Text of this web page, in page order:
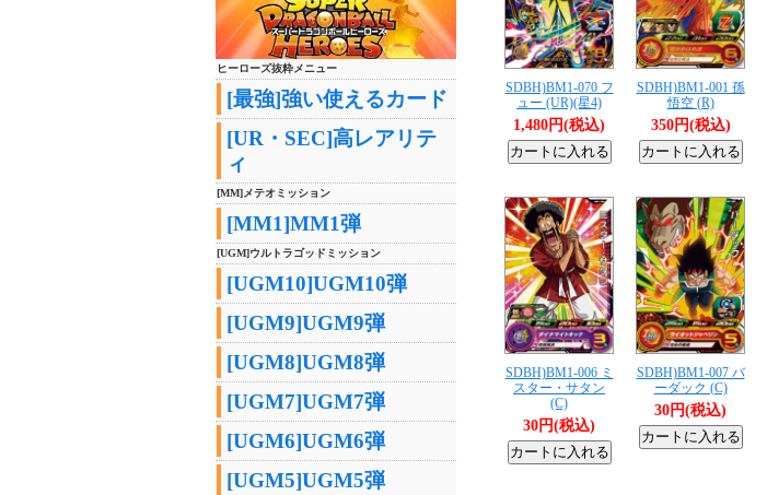
ヒーローズ抜粋メニュー
[最強]強い使えるカード
[UR・SEC]高レアリテ
ィ
[MM]メテオミッション
[MM1]MM1弾
[UGM]ウルトラゴッドミッション
[UGM10]UGM10弾
[UGM9]UGM9弾
[UGM8]UGM8弾
[UGM7]UGM7弾
[UGM6]UGM6弾
[UGM5]UGM5弾
SDBH)BM1-070 フ
ュー (UR)(星4)
1,480円(税込)
SDBH)BM1-001 孫
悟空 (R)
350円(税込)
SDBH)BM1-006 ミ
スター・サタン
(C)
30円(税込)
SDBH)BM1-007 バ
ーダック (C)
30円(税込)